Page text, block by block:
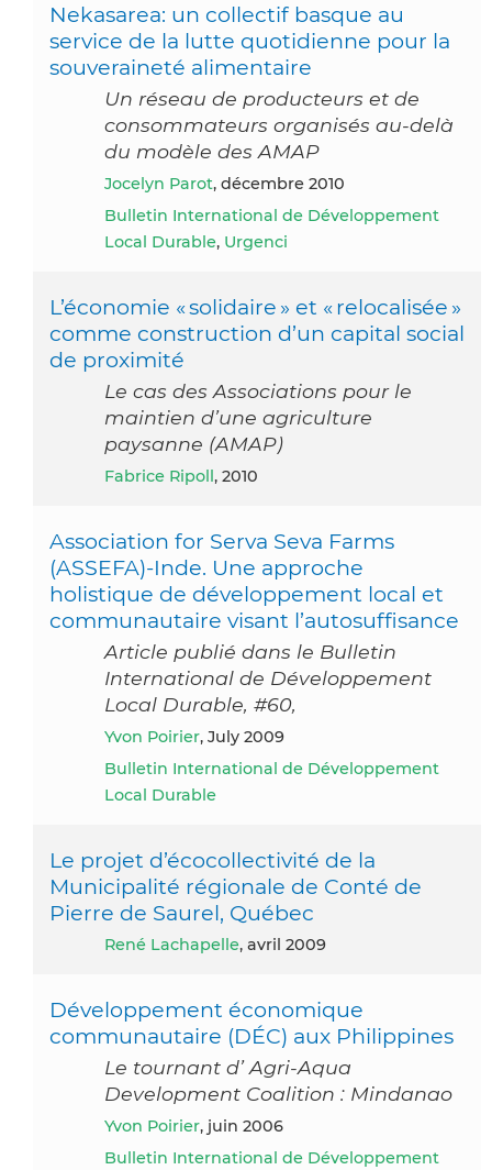
Nekasarea: un collectif basque au
service de la lutte quotidienne pour la
souveraineté alimentaire
Un réseau de producteurs et de
consommateurs organisés au-delà
du modèle des AMAP
Jocelyn Parot, décembre 2010
Bulletin International de Développement
Local Durable, Urgenci
L’économie « solidaire » et « relocalisée »
comme construction d’un capital social
de proximité
Le cas des Associations pour le
maintien d’une agriculture
paysanne (AMAP)
Fabrice Ripoll , 2010
Association for Serva Seva Farms
(ASSEFA)-Inde. Une approche
holistique de développement local et
communautaire visant l’autosuffisance
Article publié dans le Bulletin
International de Développement
Local Durable, #60,
Yvon Poirier, July 2009
Bulletin International de Développement
Local Durable
Le projet d’écocollectivité de la
Municipalité régionale de Conté de
Pierre de Saurel, Québec
René Lachapelle, avril 2009
Développement économique
communautaire (DÉC) aux Philippines
Le tournant d’ Agri-Aqua
Development Coalition : Mindanao
Yvon Poirier, juin 2006
Bulletin International de Développement